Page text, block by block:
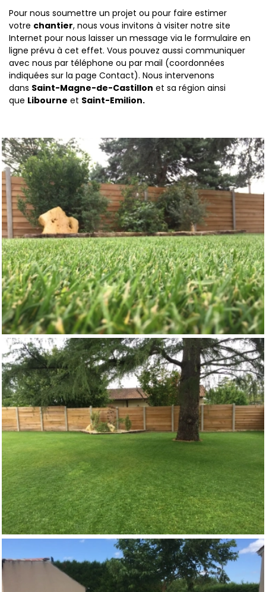
Pour nous soumettre un projet ou pour faire estimer
votre chantier, nous vous invitons à visiter notre site
Internet pour nous laisser un message via le formulaire en
ligne prévu à cet effet. Vous pouvez aussi communiquer
avec nous par téléphone ou par mail (coordonnées
indiquées sur la page Contact). Nous intervenons
dans Saint-Magne-de-Castillon et sa région ainsi
que Libourne et Saint-Emilion.